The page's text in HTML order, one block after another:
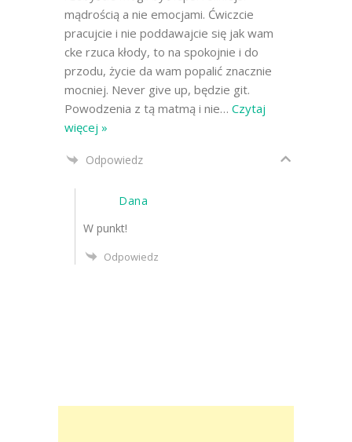
mądrością a nie emocjami. Ćwiczcie
pracujcie i nie poddawajcie się jak wam
cke rzuca kłody, to na spokojnie i do
przodu, życie da wam popalić znacznie
mocniej. Never give up, będzie git.
Powodzenia z tą matmą i nie… Czytaj
więcej »
Odpowiedz
Dana
W punkt!
Odpowiedz